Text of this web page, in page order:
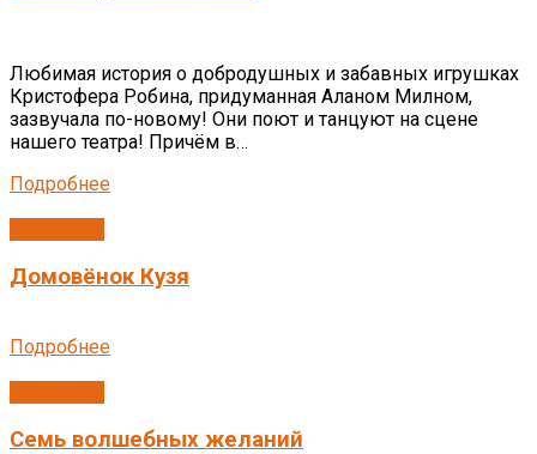
Любимая история о добродушных и забавных игрушках
Кристофера Робина, придуманная Аланом Милном,
зазвучала по-новому! Они поют и танцуют на сцене
нашего театра! Причём в…
Подробнее
Домовёнок Кузя
Подробнее
Семь волшебных желаний